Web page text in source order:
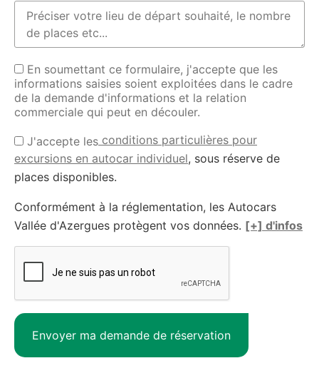
En soumettant ce formulaire, j'accepte que les
informations saisies soient exploitées dans le cadre
de la demande d'informations et la relation
commerciale qui peut en découler.
J'accepte les conditions particulières pour
excursions en autocar individuel, sous réserve de
places disponibles.
Conformément à la réglementation, les Autocars
Vallée d'Azergues protègent vos données. [+] d'infos